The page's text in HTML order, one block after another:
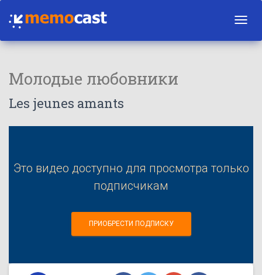
Молодые любовники
Les jeunes amants
Это видео доступно для просмотра только
подписчикам
ПРИОБРЕСТИ ПОДПИСКУ